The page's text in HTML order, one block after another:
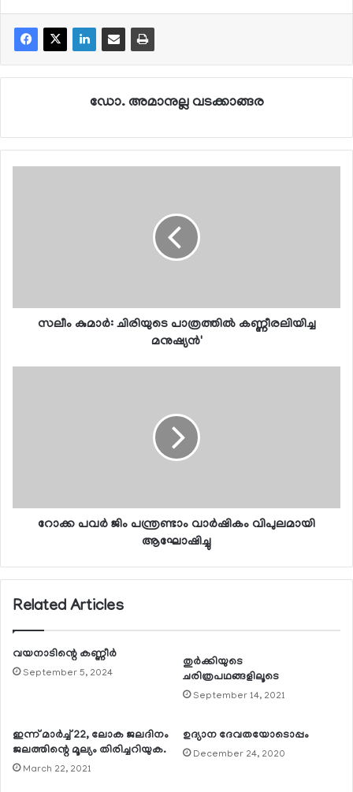
ഡോ. അമാനുല്ല വടക്കാങ്ങര
സലീം കുമാര്‍: ചിരിയുടെ പാത്രത്തില്‍ കണ്ണീരലിയിച്ച
മനുഷ്യന്‍'
റോക്ക പവര്‍ ജിം പന്ത്രണ്ടാം വാര്‍ഷികം വിപുലമായി
ആഘോഷിച്ചു
Related Articles
വയനാടിന്റെ കണ്ണീര്‍
September 5, 2024
തുര്‍ക്കിയുടെ
ചരിത്രപഥങ്ങളിലൂടെ
September 14, 2021
ഇന്ന് മാര്‍ച്ച് 22, ലോക ജലദിനം
ജലത്തിന്റെ മൂല്യം തിരിച്ചറിയുക.
March 22, 2021
ഉദ്യാന ദേവതയോടൊപ്പം
December 24, 2020